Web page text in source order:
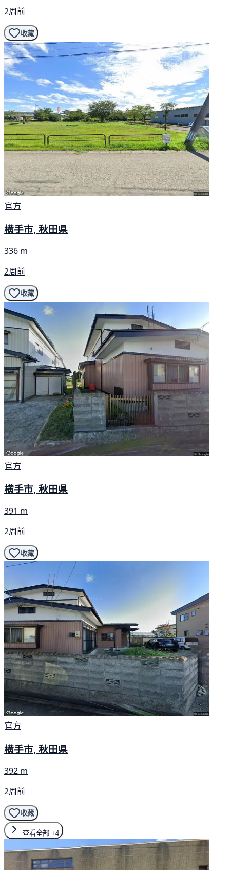
2周前
收藏
官方
横手市, 秋田県
336 m
2周前
收藏
官方
横手市, 秋田県
391 m
2周前
收藏
官方
横手市, 秋田県
392 m
2周前
收藏
查看全部 +4